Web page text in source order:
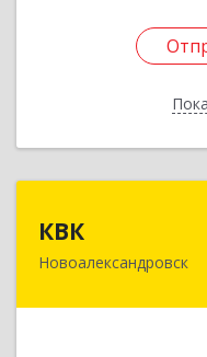
КВК
Новоалександровск